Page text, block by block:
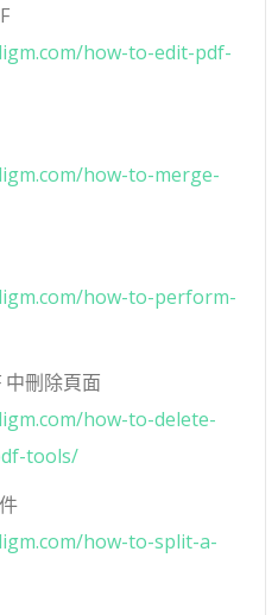
how-to-edit-pdf-
how-to-merge-
how-to-perform-
中刪除頁面
how-to-delete-
tools/
how-to-split-a-